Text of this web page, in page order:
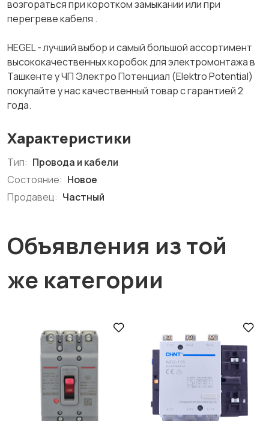
возгораться при коротком замыкании или при
перегреве кабеля .
HEGEL - лучший выбор и самый большой ассортимент
высококачественных коробок для электромонтажа в
Ташкенте у ЧП Электро Потенциал (Elektro Potential)
покупайте у нас качественный товар с гарантией 2
года.
Характеристики
Тип: Провода и кабели
Состояние: Новое
Продавец: Частный
Объявления из той
же категории